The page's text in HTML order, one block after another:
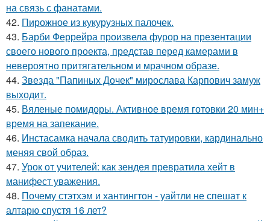
на связь с фанатами.
42. Пирожное из кукурузных палочек.
43. Барби Феррейра произвела фурор на презентации
своего нового проекта, представ перед камерами в
невероятно притягательном и мрачном образе.
44. Звезда "Папиных Дочек" мирослава Карпович замуж
выходит.
45. Вяленые помидоры. Активное время готовки 20 мин+
время на запекание.
46. Инстасамка начала сводить татуировки, кардинально
меняя свой образ.
47. Урок от учителей: как зендея превратила хейт в
манифест уважения.
48. Почему стэтхэм и хантингтон - уайтли не спешат к
алтарю спустя 16 лет?